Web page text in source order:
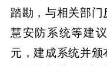
踏勘，与相关部
慧安防系统等建
元，建成系统并